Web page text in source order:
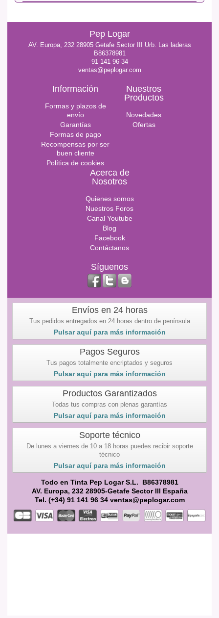
Pep Logar
AV. Europa, 232 28905 Getafe Sector III Urb. Las laderas
B86378981
91 141 96 34
ventas@peplogar.com
Información
Formas y plazos de
envío
Garantías
Formas de pago
Recompensas por ser
buen cliente
Política de cookies
Nuestros
Productos
Novedades
Ofertas
Acerca de
Nosotros
Quienes somos
Nuestros Foros
Canal Youtube
Blog
Facebook
Contáctanos
Síguenos
Envíos en 24 horas
Tus pedidos entregados en 24 horas dentro de península
Pulsar aquí para más información
Pagos Seguros
Tus pagos totalmente encriptados y seguros
Pulsar aquí para más información
Productos Garantizados
Todas tus compras con plenas garantías
Pulsar aquí para más información
Soporte técnico
De lunes a viernes de 10 a 18 horas puedes recibir soporte
técnico
Pulsar aquí para más información
Todo en Tinta Pep Logar S.L. B86378981
AV. Europa, 232 28905-Getafe Sector III España
Tel. (+34) 91 141 96 34 ventas@peplogar.com